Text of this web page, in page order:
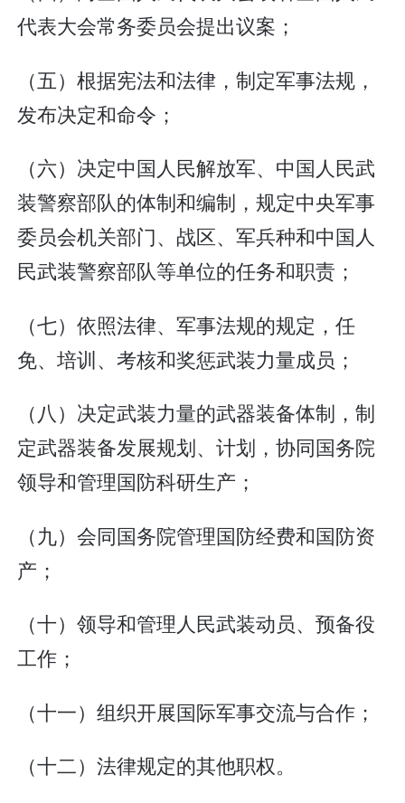
代表大会常务委员会提出议案；
（五）根据宪法和法律，制定军事法规，
发布决定和命令；
（六）决定中国人民解放军、中国人民武
装警察部队的体制和编制，规定中央军事
委员会机关部门、战区、军兵种和中国人
民武装警察部队等单位的任务和职责；
（七）依照法律、军事法规的规定，任
免、培训、考核和奖惩武装力量成员；
（八）决定武装力量的武器装备体制，制
定武器装备发展规划、计划，协同国务院
领导和管理国防科研生产；
（九）会同国务院管理国防经费和国防资
产；
（十）领导和管理人民武装动员、预备役
工作；
（十一）组织开展国际军事交流与合作；
（十二）法律规定的其他职权。